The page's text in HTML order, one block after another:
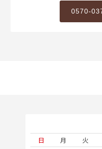
0570-
日
月 火